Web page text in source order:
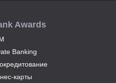
Awards
Banking
карты